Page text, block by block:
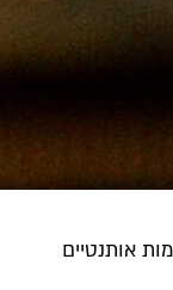
אותנטיים